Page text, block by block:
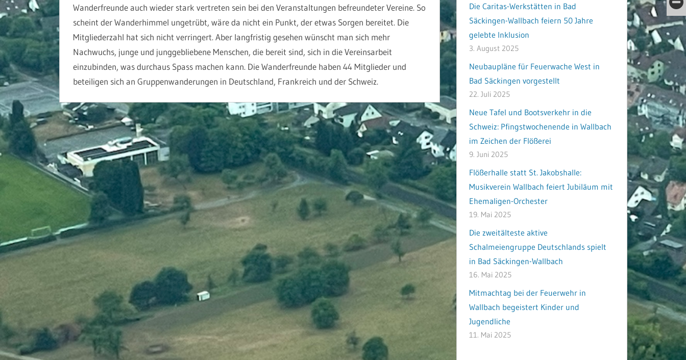
Wanderfreunde auch wieder stark vertreten sein bei den Veranstaltungen befreundeter Vereine. So
scheint der Wanderhimmel ungetrübt, wäre da nicht ein Punkt, der etwas Sorgen bereitet. Die
Mitgliederzahl hat sich nicht verringert. Aber langfristig gesehen wünscht man sich mehr
Nachwuchs, junge und junggebliebene Menschen, die bereit sind, sich in die Vereinsarbeit
einzubinden, was durchaus Spass machen kann. Die Wanderfreunde haben 44 Mitglieder und
beteiligen sich an Gruppenwanderungen in Deutschland, Frankreich und der Schweiz.
Die Caritas-Werkstätten in Bad
Säckingen-Wallbach feiern 50 Jahre
gelebte Inklusion
3. August 2025
Neubaupläne für Feuerwache West in
Bad Säckingen vorgestellt
22. Juli 2025
Neue Tafel und Bootsverkehr in die
Schweiz: Pfingstwochenende in Wallbach
im Zeichen der Flößerei
9. Juni 2025
Flößerhalle statt St. Jakobshalle:
Musikverein Wallbach feiert Jubiläum mit
Ehemaligen-Orchester
19. Mai 2025
Die zweitälteste aktive
Schalmeiengruppe Deutschlands spielt
in Bad Säckingen-Wallbach
16. Mai 2025
Mitmachtag bei der Feuerwehr in
Wallbach begeistert Kinder und
Jugendliche
11. Mai 2025